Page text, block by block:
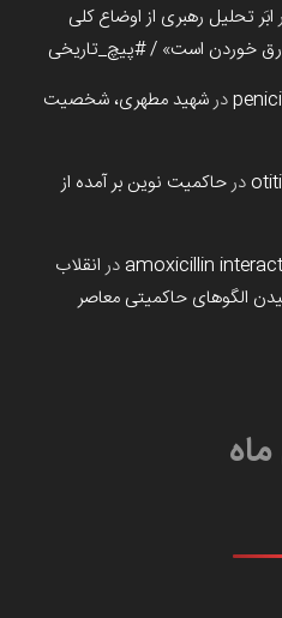
ابَر تحلیل رهبری از اوضاع کلی
خوردن است» / #پیچ_تاریخی
درشهید مطهری، شخصیت
درحاکمیت نوین بر آمده از
amoxicillin در انقلاب
الگوهای حاکمیتی معاصر